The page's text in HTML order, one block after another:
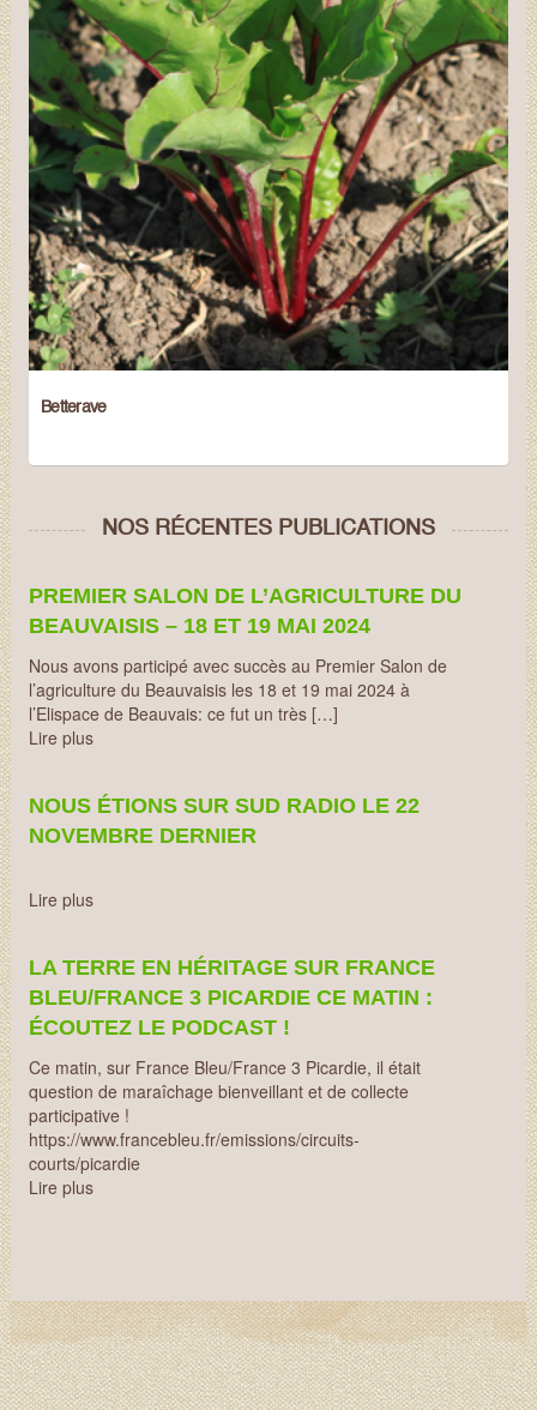
Betterave
NOS RÉCENTES PUBLICATIONS
PREMIER SALON DE L’AGRICULTURE DU
BEAUVAISIS – 18 ET 19 MAI 2024
Nous avons participé avec succès au Premier Salon de
l’agriculture du Beauvaisis les 18 et 19 mai 2024 à
l’Elispace de Beauvais: ce fut un très […]
Lire plus
NOUS ÉTIONS SUR SUD RADIO LE 22
NOVEMBRE DERNIER
Lire plus
LA TERRE EN HÉRITAGE SUR FRANCE
BLEU/FRANCE 3 PICARDIE CE MATIN :
ÉCOUTEZ LE PODCAST !
Ce matin, sur France Bleu/France 3 Picardie, il était
question de maraîchage bienveillant et de collecte
participative !
https://www.francebleu.fr/emissions/circuits-
courts/picardie
Lire plus